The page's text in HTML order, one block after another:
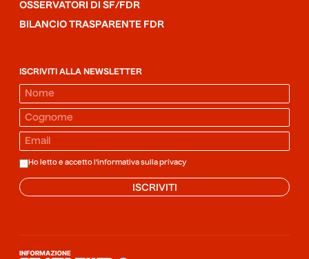
OSSERVATORI DI SF/FDR
BILANCIO TRASPARENTE FDR
ISCRIVITI ALLA NEWSLETTER
Ho letto e accetto l'informativa sulla privacy
ISCRIVITI